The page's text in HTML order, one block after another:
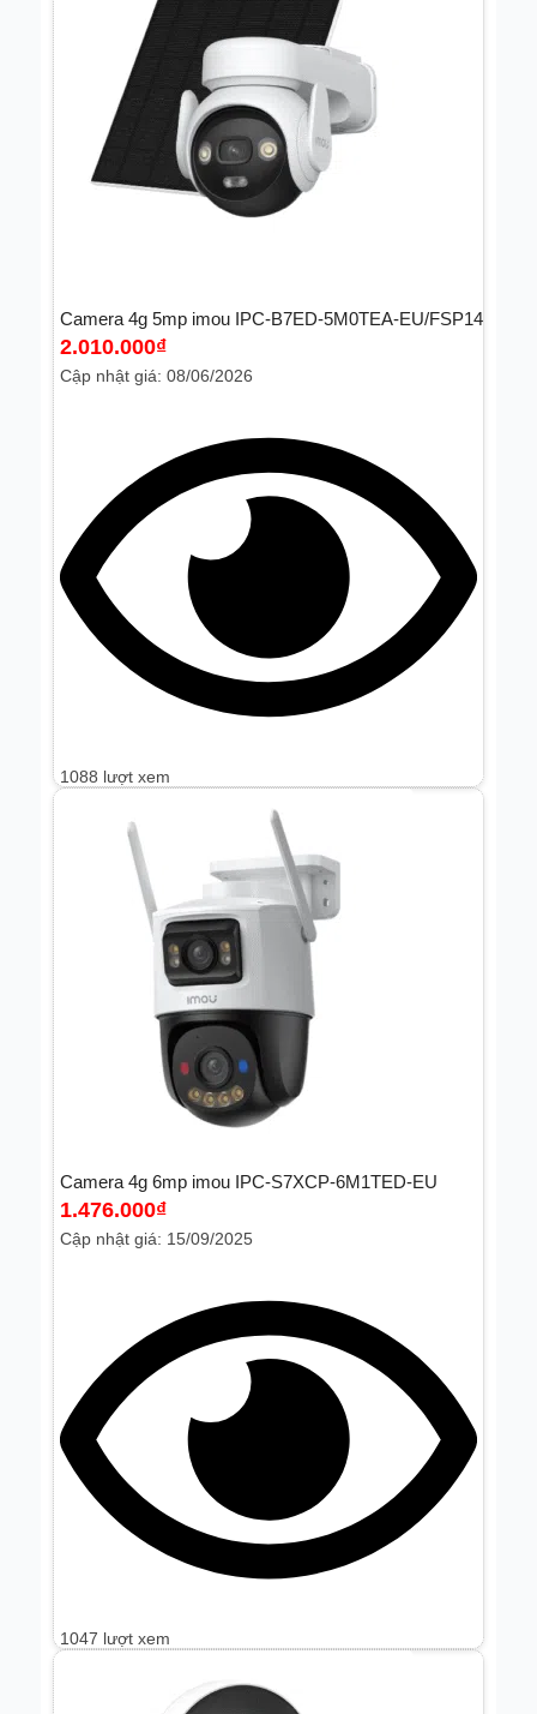
Camera 4g 5mp imou IPC-B7ED-5M0TEA-EU/FSP14
2.010.000₫
Cập nhật giá: 08/06/2026
1088 lượt xem
Camera 4g 6mp imou IPC-S7XCP-6M1TED-EU
1.476.000₫
Cập nhật giá: 15/09/2025
1047 lượt xem